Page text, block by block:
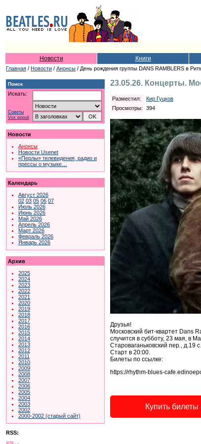
Новости Книги
Главная / Новости / Анонсы / День рождения группы DANS RAMBLERS в
Поиск
Искать:
Советы
Vox populi
Новости
Анонсы
Новости Usenet
«Перлы» телевидения, радио и
прессы о музыке…
Календарь
Август 2026
02 03 05 06 07
Июль 2026
Июнь 2026
Май 2026
Апрель 2026
Март 2026
Февраль 2026
Январь 2026
Архив
2025
2024
2023
2022
2021
2020
2019
2018
2017
2016
2015
2014
2013
2012
2011
2010
2009
2008
2007
2006
2005
2004
2003
2002
2000-2002 (старый сайт)
RSS:
23.05.26. Концерты.
Разместил:
Кир Гуцков
Просмотры:
394
Друзья!
Московский бит-квартет Dans
случится в субботу, 23 мая, в
Староваганьковский пер., д.19
Старт в 20:00.
Билеты по ссылке:
https://rhythm-blues-
Купить билеты